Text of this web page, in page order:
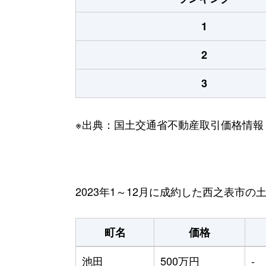
1
2
3
※出典：国土交通省不動産取引価格情
2023年1～12月に成約した西之表市の
町名
価格
池田
500万円 -